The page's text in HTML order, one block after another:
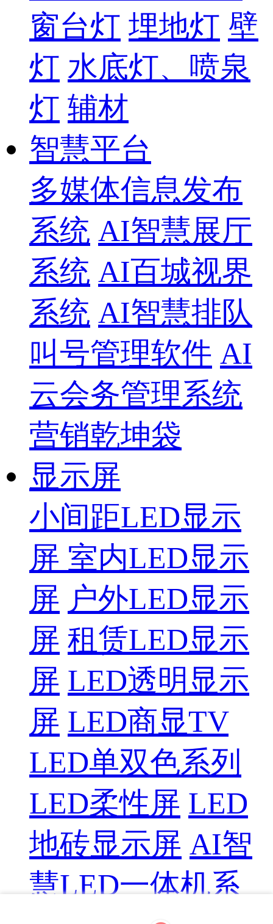
窗台灯 埋地灯 壁
灯 水底灯、喷泉
灯 辅材
智慧平台
多媒体信息发布
系统 AI智慧展厅
系统 AI百城视界
系统 AI智慧排队
叫号管理软件 AI
云会务管理系统
营销乾坤袋
显示屏
小间距LED显示
屏 室内LED显示
屏 户外LED显示
屏 租赁LED显示
屏 LED透明显示
屏 LED商显TV
LED单双色系列
LED柔性屏 LED
地砖显示屏 AI智
慧LED一体机系